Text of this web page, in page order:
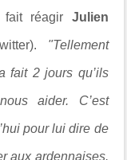
fait réagir Julien
"Tellement
fait 2 jours qu’ils
aider. C’est
pour lui dire de
aux ardennaises.